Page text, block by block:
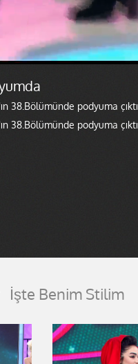
38.Bölümünde podyuma çıktı.
38.Bölümünde podyuma çıktı.
İşte Benim Stilim